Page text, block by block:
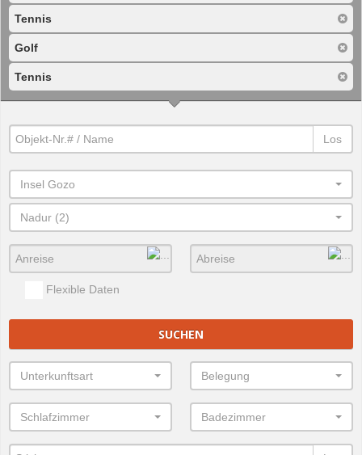
Tennis
Golf
Tennis
Los
Insel Gozo
Nadur (2)
Flexible Daten
SUCHEN
Unterkunftsart Belegung
Schlafzimmer Badezimmer